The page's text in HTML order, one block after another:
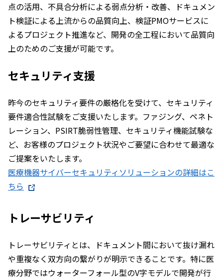
点の活用、不具合分析による弱点分析・改善、ドキュメン
ト検証による上流からの品質向上、検証PMOサービスに
よるプロジェクト推進など、開発の全工程において品質向
上のためのご支援が可能です。
セキュリティ支援
昨今のセキュリティ要件の厳格化を受けて、セキュリティ
要件適合性試験をご支援いたします。ファジング、ペネト
レーション、PSIRT脆弱性管理、セキュリティ機能試験な
ど、お客様のプロジェクト状況やご要望に合わせて最適な
ご提案をいたします。
医療機器サイバーセキュリティソリューションの詳細はこ
ちら
トレーサビリティ
トレーサビリティとは、ドキュメント間において抜け漏れ
や重複なく双方向の繋がりが明示できることです。特に医
療分野ではウォーターフォール型のV字モデルで開発が行